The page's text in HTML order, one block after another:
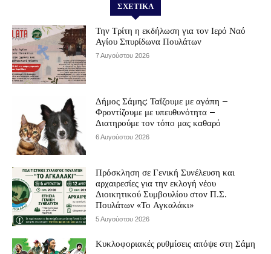
ΣΧΕΤΙΚΆ
Την Τρίτη η εκδήλωση για τον Ιερό Ναό
Αγίου Σπυρίδωνα Πουλάτων
7 Αυγούστου 2026
Δήμος Σάμης: Ταΐζουμε με αγάπη –
Φροντίζουμε με υπευθυνότητα –
Διατηρούμε τον τόπο μας καθαρό
6 Αυγούστου 2026
Πρόσκληση σε Γενική Συνέλευση και
αρχαιρεσίες για την εκλογή νέου
Διοικητικού Συμβουλίου στον Π.Σ.
Πουλάτων «Το Αγκαλάκι»
5 Αυγούστου 2026
Κυκλοφοριακές ρυθμίσεις απόψε στη Σάμη